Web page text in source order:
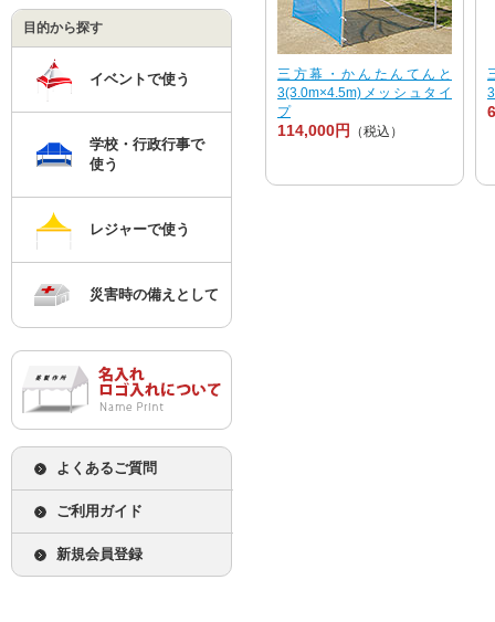
目的から探す
イベントで使う
学校・行政行事で
使う
レジャーで使う
災害時の備えとして
よくあるご質問
ご利用ガイド
新規会員登録
三方幕・かんたんてんと
3(3.0m×4.5m)メッシュタイ
プ
114,000円 （税込）